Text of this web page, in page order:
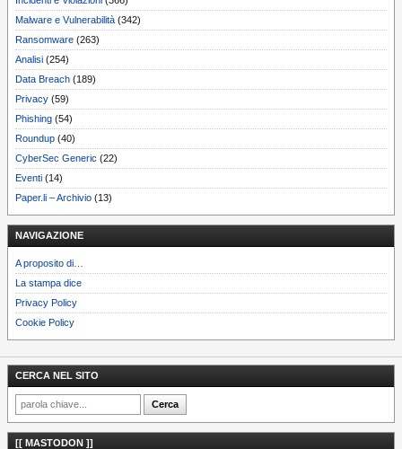
Malware e Vulnerabilità (342)
Ransomware (263)
Analisi (254)
Data Breach (189)
Privacy (59)
Phishing (54)
Roundup (40)
CyberSec Generic (22)
Eventi (14)
Paper.li – Archivio (13)
NAVIGAZIONE
A proposito di…
La stampa dice
Privacy Policy
Cookie Policy
CERCA NEL SITO
[[ MASTODON ]]